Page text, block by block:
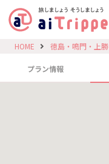
HOME 徳島・鳴門・上勝
プラン情報